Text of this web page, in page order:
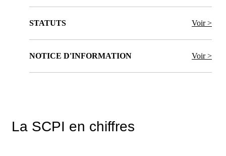
STATUTS Voir >
NOTICE D'INFORMATION Voir >
La SCPI en chiffres